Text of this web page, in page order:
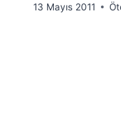
By
13 Mayıs 2011